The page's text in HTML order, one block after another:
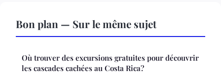
Bon plan — Sur le même sujet
Où trouver des excursions gratuites pour découvrir
les cascades cachées au Costa Rica?